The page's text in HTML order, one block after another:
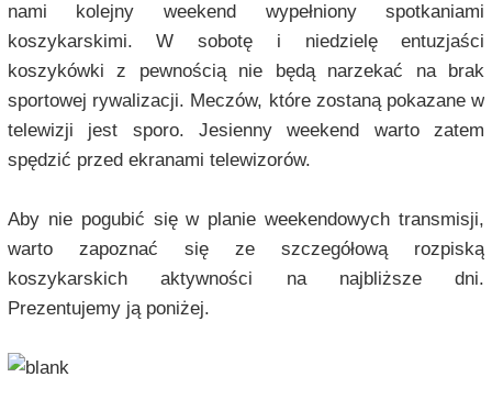
nami kolejny weekend wypełniony spotkaniami
koszykarskimi. W sobotę i niedzielę entuzjaści
koszykówki z pewnością nie będą narzekać na brak
sportowej rywalizacji. Meczów, które zostaną pokazane w
telewizji jest sporo. Jesienny weekend warto zatem
spędzić przed ekranami telewizorów.
Aby nie pogubić się w planie weekendowych transmisji,
warto zapoznać się ze szczegółową rozpiską
koszykarskich aktywności na najbliższe dni.
Prezentujemy ją poniżej.